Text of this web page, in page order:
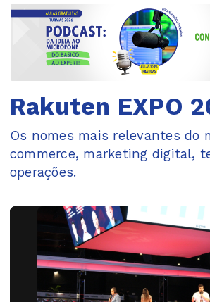
Rakuten EXPO
Os nomes mais relevantes do
commerce, marketing digital,
operações.